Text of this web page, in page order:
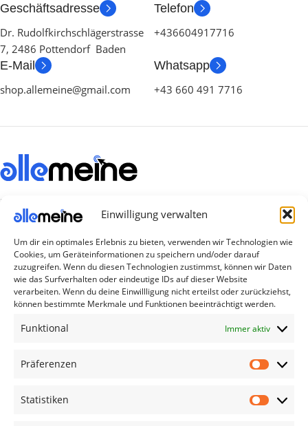
Einwilligung verwalten
Um dir ein optimales Erlebnis zu bieten, verwenden wir Technologien wie
Cookies, um Geräteinformationen zu speichern und/oder darauf
zuzugreifen. Wenn du diesen Technologien zustimmst, können wir Daten
wie das Surfverhalten oder eindeutige IDs auf dieser Website
verarbeiten. Wenn du deine Einwillligung nicht erteilst oder zurückziehst,
können bestimmte Merkmale und Funktionen beeinträchtigt werden.
Funktional Immer aktiv
Präferenzen
Statistiken
Geschäftsadresse
Dr. Rudolfkirchschlägerstrasse
7, 2486 Pottendorf Baden
Telefon
+436604917716
E-Mail
shop.allemeine@gmail.com
Whatsapp
+43 660 491 7716
Die Produkte, die Sie wünschen, aber nicht
erreichen können, sind gleichzeitig mit der
Abonnieren Sie uns
Kategorien
TV Zubehör
Airpod Zubehör